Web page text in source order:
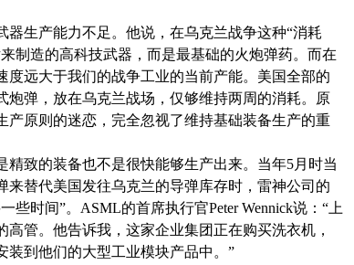
器生产能力不足。他说，在乌克兰战争这种“消耗
制造的高科技武器，而是最基础的火炮弹药。而在
度远大于我们的战争工业的当前产能。美国全部的
炮弹，放在乌克兰战场，仅够维持两周的消耗。原
产原则的迷恋，完全忽视了维持基础装备生产的重
精致的装备也不是很快能够生产出来。当年5月时当
来替代美国发往乌克兰的导弹库存时，雷神公司的
些时间”。ASML的首席执行官Peter Wennick说：“上
高管。他告诉我，这家企业集团正在购买洗衣机，
装到他们的大型工业模块产品中。”